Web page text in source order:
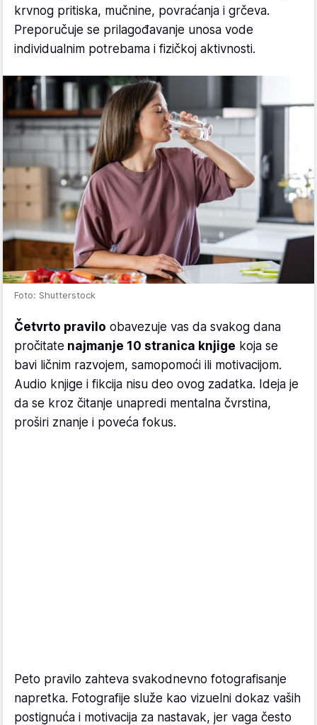
krvnog pritiska, mučnine, povraćanja i grčeva.
Preporučuje se prilagođavanje unosa vode
individualnim potrebama i fizičkoj aktivnosti.
Foto: Shutterstock
Četvrto pravilo obavezuje vas da svakog dana
pročitate najmanje 10 stranica knjige koja se
bavi ličnim razvojem, samopomoći ili motivacijom.
Audio knjige i fikcija nisu deo ovog zadatka. Ideja je
da se kroz čitanje unapredi mentalna čvrstina,
proširi znanje i poveća fokus.
Peto pravilo zahteva svakodnevno fotografisanje
napretka. Fotografije služe kao vizuelni dokaz vaših
postignuća i motivacija za nastavak, jer vaga često